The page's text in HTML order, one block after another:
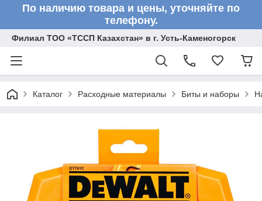
По наличию товара и цены, уточняйте по
телефону.
Филиал ТОО «ТССП Казахстан» в г. Усть-Каменогорск
Каталог Расходные материалы Биты и наборы